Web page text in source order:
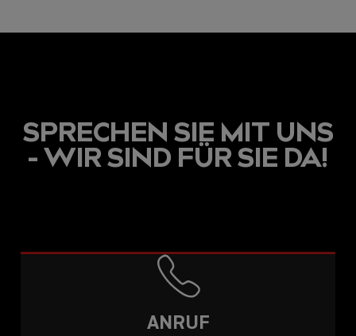
USB-C ÜBER LANGE
DISTANZEN: AKTIVE
USB-C-KABEL FÜR
STABILE 10 GBIT/S BIS
SPRECHEN SIE MIT UNS
- WIR SIND FÜR SIE DA!
ANRUF